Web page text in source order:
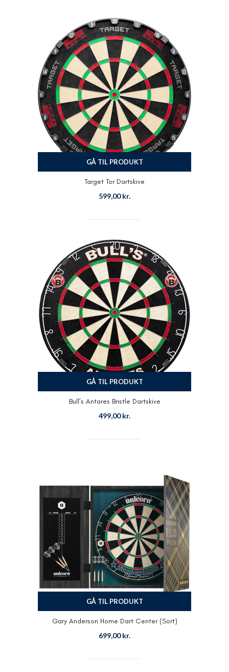
GÅ TIL PRODUKT
Target Tor Dartskive
599,00kr.
GÅ TIL PRODUKT
Bull’s Antares Bristle Dartskive
499,00kr.
GÅ TIL PRODUKT
Gary Anderson Home Dart Center (Sort)
699,00kr.